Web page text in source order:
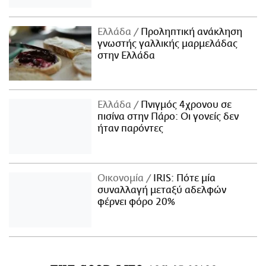
Ελλάδα
Προληπτική ανάκληση
γνωστής γαλλικής μαρμελάδας
στην Ελλάδα
Ελλάδα
Πνιγμός 4χρονου σε
πισίνα στην Πάρο: Οι γονείς δεν
ήταν παρόντες
Οικονομία
IRIS: Πότε μία
συναλλαγή μεταξύ αδελφών
φέρνει φόρο 20%